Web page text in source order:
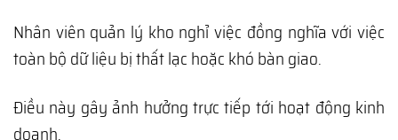
Nhân viên quản lý kho nghỉ việc đồng nghĩa với việc
toàn bộ dữ liệu bị thất lạc hoặc khó bàn giao.
Điều này gây ảnh hưởng trực tiếp tới hoạt động kinh
doanh.